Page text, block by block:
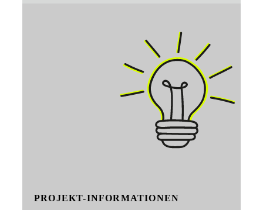
PROJEKT-INFORMATIONEN